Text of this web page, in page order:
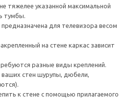
тяжелее указанной максимальной
тумбы.
для телевизора весом
на стене каркас зависит
разные виды креплений.
стен шурупы, дюбели,
к стене с помощью прилагаемого